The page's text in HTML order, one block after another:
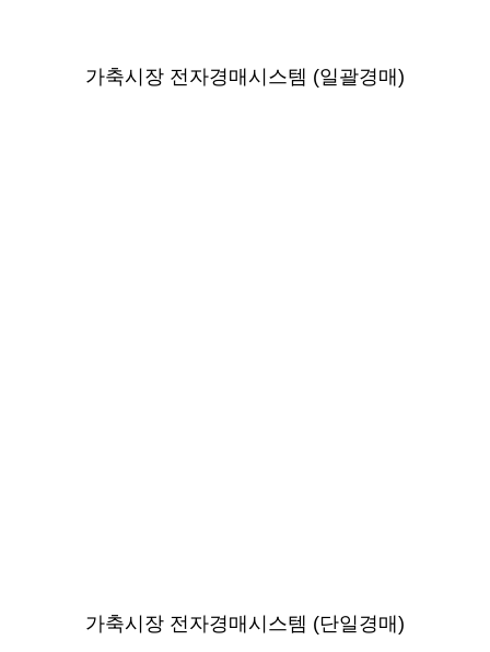
가축시장 전자경매시스템 (일괄경매)
가축시장 전자경매시스템 (단일경매)